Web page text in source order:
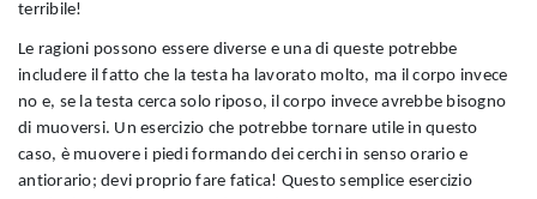
terribile!
Le ragioni possono essere diverse e una di queste potrebbe
includere il fatto che la testa ha lavorato molto, ma il corpo invece
no e, se la testa cerca solo riposo, il corpo invece avrebbe bisogno
di muoversi. Un esercizio che potrebbe tornare utile in questo
caso, è muovere i piedi formando dei cerchi in senso orario e
antiorario; devi proprio fare fatica! Questo semplice esercizio